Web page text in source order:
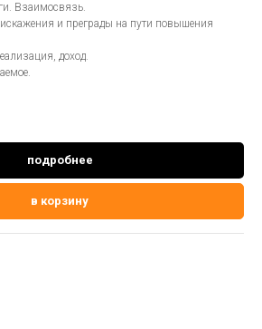
Взаимосвязь.
искажения и преграды на пути повышения
доход.
подробнее
в корзину